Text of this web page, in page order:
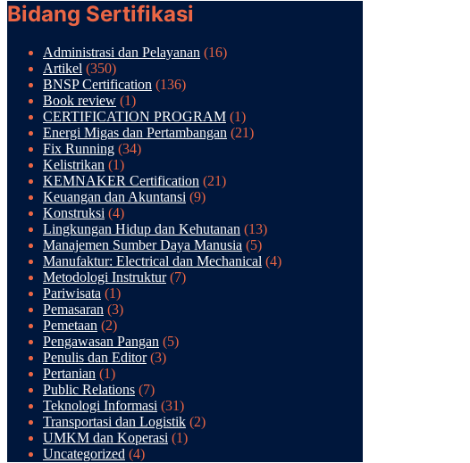
Bidang Sertifikasi
Administrasi dan Pelayanan (16)
Artikel (350)
BNSP Certification (136)
Book review (1)
CERTIFICATION PROGRAM (1)
Energi Migas dan Pertambangan (21)
Fix Running (34)
Kelistrikan (1)
KEMNAKER Certification (21)
Keuangan dan Akuntansi (9)
Konstruksi (4)
Lingkungan Hidup dan Kehutanan (13)
Manajemen Sumber Daya Manusia (5)
Manufaktur: Electrical dan Mechanical (4)
Metodologi Instruktur(7)
Pariwisata (1)
Pemasaran (3)
Pemetaan (2)
Pengawasan Pangan (5)
Penulis dan Editor(3)
Pertanian (1)
Public Relations (7)
Teknologi Informasi (31)
Transportasi dan Logistik (2)
UMKM dan Koperasi (1)
Uncategorized (4)